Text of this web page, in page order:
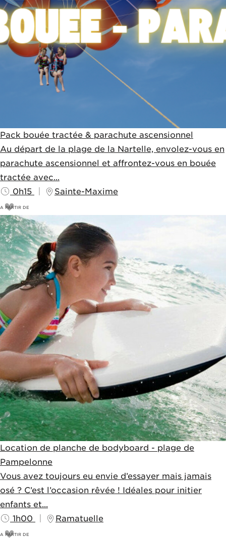
Pack bouée tractée & parachute ascensionnel
Au départ de la plage de la Nartelle, envolez-vous en
parachute ascensionnel et affrontez-vous en bouée
tractée avec...
0h15
Sainte-Maxime
A PARTIR DE
125€
130€
Location de planche de bodyboard - plage de
Pampelonne
Vous avez toujours eu envie d’essayer mais jamais
osé ? C’est l’occasion rêvée ! Idéales pour initier
enfants et...
1h00
Ramatuelle
A PARTIR DE